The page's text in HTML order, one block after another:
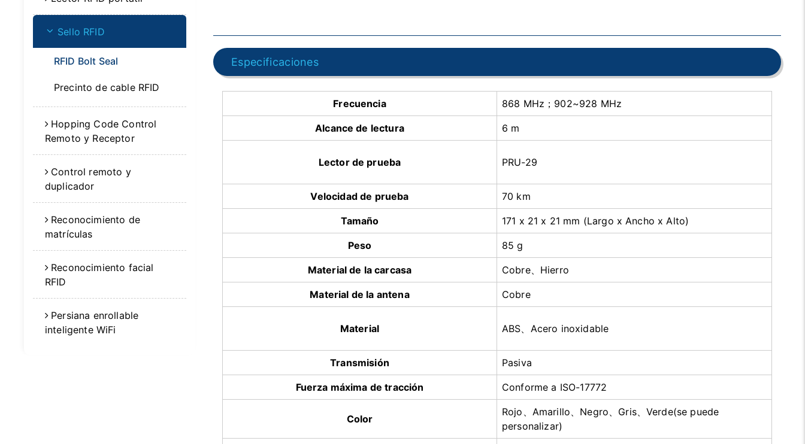
Sello RFID
RFID Bolt Seal
Precinto de cable RFID
Hopping Code Control
Remoto y Receptor
Control remoto y
duplicador
Reconocimiento de
matrículas
Reconocimiento facial
RFID
Persiana enrollable
inteligente WiFi
Especificaciones
Frecuencia 868 MHz；902~928 MHz
Alcance de lectura 6 m
Lector de prueba PRU-29
Velocidad de prueba 70 km
Tamaño 171 x 21 x 21 mm (Largo x Ancho x Alto)
Peso 85 g
Material de la carcasa Cobre、Hierro
Material de la antena Cobre
Material ABS、 Acero inoxidable
Transmisión Pasiva
Fuerza máxima de tracción Conforme a ISO-17772
Color
Rojo、Amarillo、Negro、Gris、Verde(se puede
personalizar)